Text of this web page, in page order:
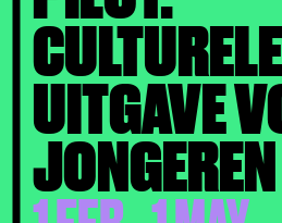
CULTURELE
UITGAVE
JONGEREN